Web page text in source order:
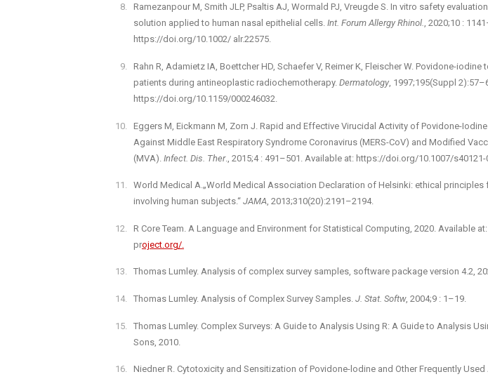
Ramezanpour M, Smith JLP, Psaltis AJ, Wormald PJ, Vreugde S. In vitro safety
solution applied to human nasal epithelial cells. Int. Forum Allergy Rhinol., 2020;10 :
https://doi.org/10.1002/ alr.22575.
Rahn R, Adamietz IA, Boettcher HD, Schaefer V, Reimer K, Fleischer W. Povidone-
patients during antineoplastic radiochemotherapy. Dermatology, 1997;195(Suppl
https://doi.org/10.1159/000246032.
Eggers M, Eickmann M, Zorn J. Rapid and Effective Virucidal Activity of Povidone-
Against Middle East Respiratory Syndrome Coronavirus (MERS-CoV) and Modified
(MVA). Infect. Dis. Ther., 2015;4 : 491–501. Available at: https://doi.org/10.1007/s40121-
World Medical A.„World Medical Association Declaration of Helsinki: ethical principles
involving human subjects.“ JAMA, 2013;310(20):2191–2194.
R Core Team. A Language and Environment for Statistical Computing, 2020. Available
project.org/.
Thomas Lumley. Analysis of complex survey samples, software package version 4.2,
Thomas Lumley. Analysis of Complex Survey Samples. J. Stat. Softw, 2004;9 : 1–19.
Thomas Lumley. Complex Surveys: A Guide to Analysis Using R: A Guide to Analysis
Sons, 2010.
Niedner R. Cytotoxicity and Sensitization of Povidone-lodine and Other Frequently